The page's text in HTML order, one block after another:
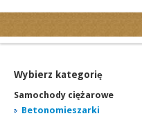
Ogłoszenia motoryzacyjne
Ogłoszenia nieruchomości
Ogłoszenia praca
Wybierz kategorię
Samochody ciężarowe
Betonomieszarki